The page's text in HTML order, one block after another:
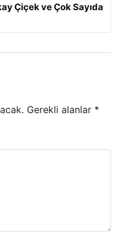
Çiçek ve Çok Sayıda
Gerekli alanlar *